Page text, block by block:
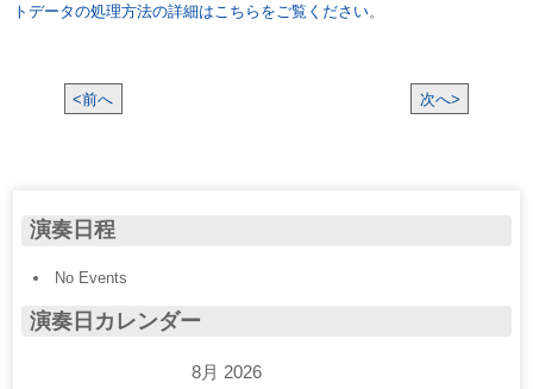
トデータの処理方法の詳細はこちらをご覧ください。
<前へ 次へ>
演奏日程
No Events
演奏日カレンダー
8月 2026